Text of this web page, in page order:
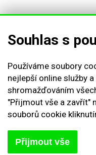
Obchodní podmínky
Reklamační řád
Vrácení zboží
Nastavení cookies
Kontakt
Odhlásit se
Souhlas s
Používáme soubory
nejlepší online služby
shromažďováním
"Přijmout vše a zavřít"
souborů cookie
Přijmout vše